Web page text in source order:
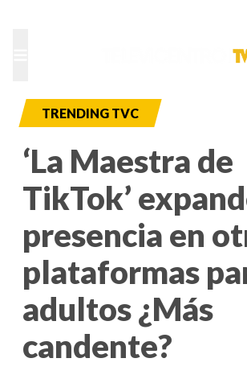
TRENDING TVC
‘La Maestra de
TikTok’
presencia en
plataformas
adultos ¿Más
candente?